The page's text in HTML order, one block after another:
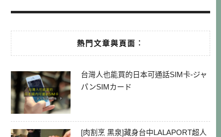
熱門文章與頁面︰
台灣人也能買的日本可通話SIM卡-ジャ
パンSIMカード
[肉割烹 黑泉]藏身台中LALAPORT超人